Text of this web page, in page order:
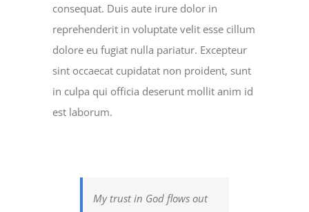
consequat. Duis aute irure dolor in
reprehenderit in voluptate velit esse cillum
dolore eu fugiat nulla pariatur. Excepteur
sint occaecat cupidatat non proident, sunt
in culpa qui officia deserunt mollit anim id
est laborum.
My trust in God flows out